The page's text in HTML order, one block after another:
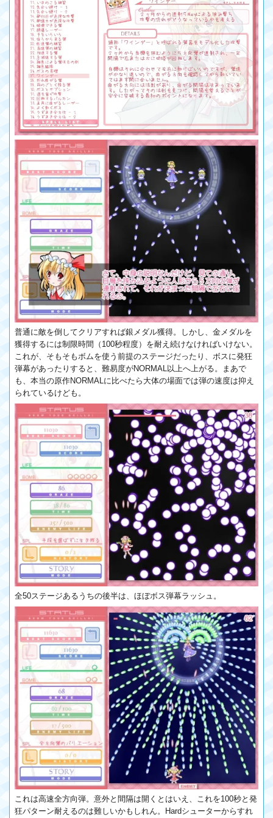
普通に敵を倒してクリアすれば銀メダル獲得。しかし、金メダルを
獲得するには制限時間（100秒程度）を耐え続けなければいけない。
これが、そもそもボムを使う前提のステージだったり、ボスに発狂
弾幕があったりすると、難易度がNORMAL以上へ上がる。まあで
も、本当の原作NORMALに比べたら大体の場面では弾の速度は抑え
られているけども。
全50ステージあるうちの後半は、ほぼボス弾幕ラッシュ。
これは高速全方向弾。意外と間隔は開くとはいえ、これを100秒と発
狂パターン耐えるのは難しいかもしれん。Hardシューターからすれ